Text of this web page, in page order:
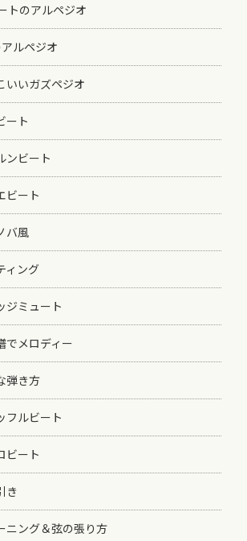
トのアルペジオ
ルペジオ
いいガズペジオ
ート
ンビート
ビート
バ風
ィング
ジミュート
でメロディー
弾き方
フルビート
ビート
き
ニング＆弦の張り方